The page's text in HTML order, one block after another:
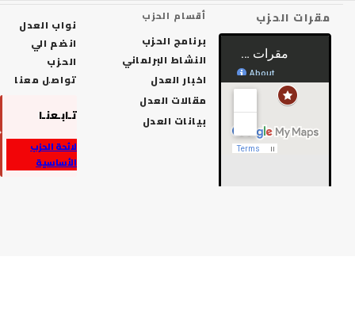
الحزب أقسام الحزب
برنامج الحزب
النشاط البرلماني
اخبار العدل
مقالات العدل
بيانات العدل
نواب العدل
الحزب
تواصل معنا